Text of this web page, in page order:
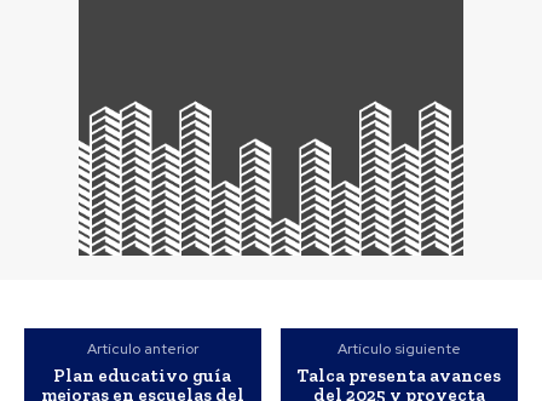
Artículo anterior
Plan educativo guía
mejoras en escuelas del
Artículo siguiente
Talca presenta avances
del 2025 y proyecta